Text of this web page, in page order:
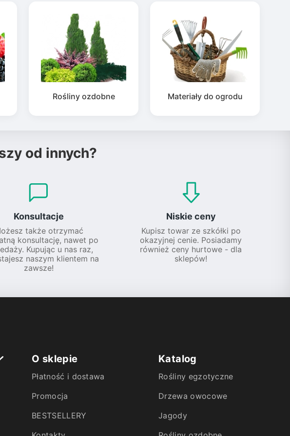
Rośliny ozdobne Materiały do ogrodu
od innych?
Konsultacje
także otrzymać
konsultację, nawet po
Kupując u nas raz,
naszym klientem na
zawsze!
Niskie ceny
Kupisz towar ze szkółki po
okazyjnej cenie. Posiadamy
również ceny hurtowe - dla
sklepów!
O sklepie
Płatność i dostawa
Promocja
BESTSELLERY
Katalog
Rośliny egzotyczne
Drzewa owocowe
Jagody